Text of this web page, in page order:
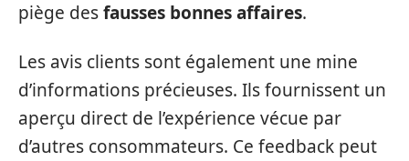
piège desfausses bonnes affaires.
Les avis clients sont également une mine
d’informations précieuses. Ils fournissent un
aperçu direct de l’expérience vécue par
d’autres consommateurs. Ce feedback peut